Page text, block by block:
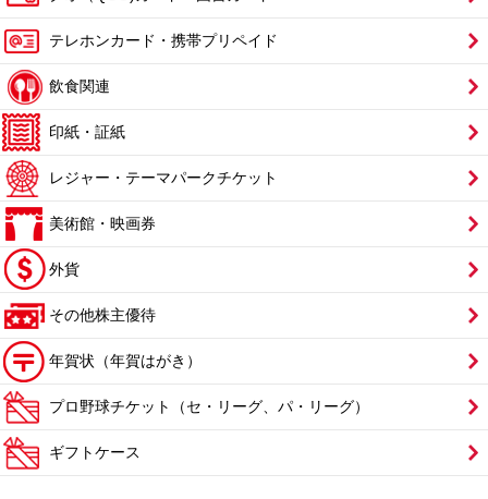
テレホンカード・携帯プリペイド
飲食関連
印紙・証紙
レジャー・テーマパークチケット
美術館・映画券
外貨
その他株主優待
年賀状（年賀はがき）
プロ野球チケット（セ・リーグ、パ・リーグ）
ギフトケース